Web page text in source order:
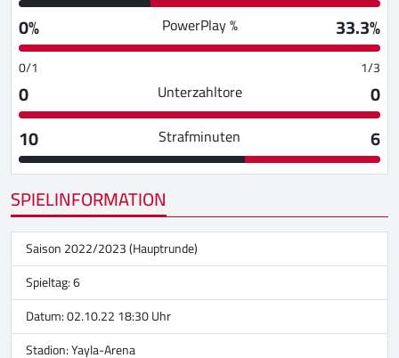
0%
PowerPlay % 33.3%
0/1 1/3
0 Unterzahltore
0
10
Strafminuten
6
SPIELINFORMATION
Saison 2022/2023 (Hauptrunde)
Spieltag: 6
Datum: 02.10.22 18:30 Uhr
Stadion:Yayla-Arena